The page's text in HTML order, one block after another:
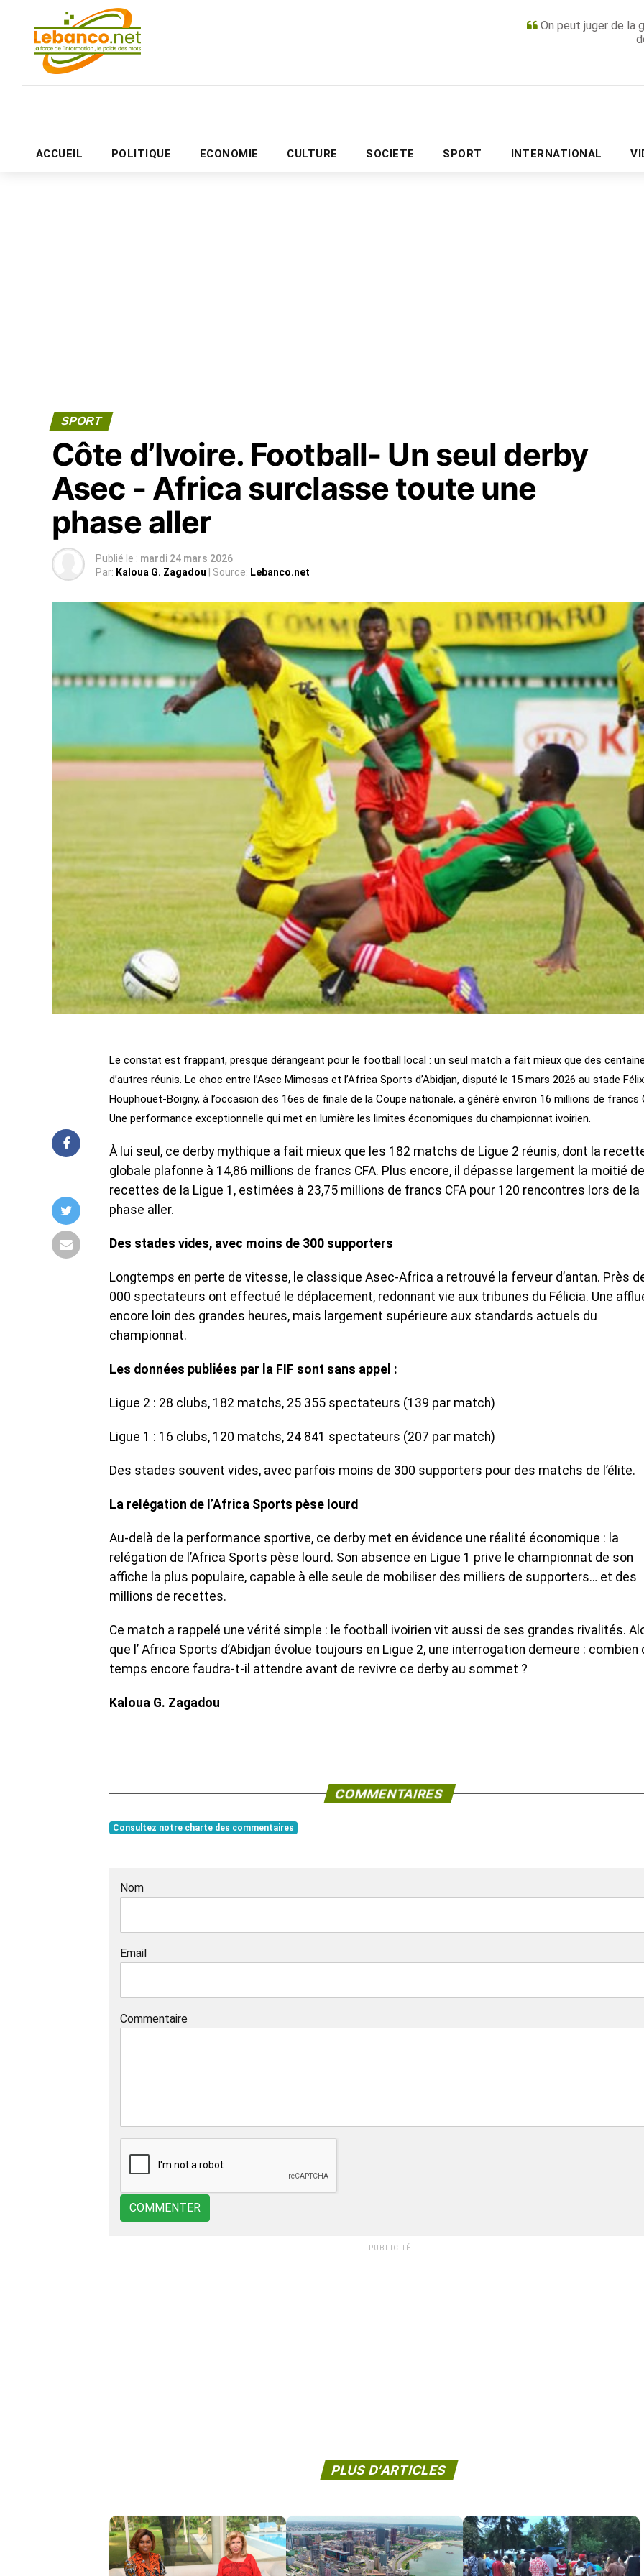
On peut juger de la
ACCUEIL POLITIQUE ECONOMIE CULTURE SOCIETE SPORT INTERNATIONAL
PUBLICITÉ
SPORT
Côte d’Ivoire. Football- Un seul derby
Asec - Africa surclasse toute une
phase aller
Publié le : mardi 24 mars 2026
Par: Kaloua G. Zagadou | Source: Lebanco.net
Le constat est frappant, presque dérangeant pour le football local : un seul match a fait mieux que des
d’autres réunis. Le choc entre l’Asec Mimosas et l’Africa Sports d’Abidjan, disputé le 15 mars 2026 au stade Félix
Houphouët-Boigny, à l’occasion des 16es de finale de la Coupe nationale, a généré environ 16 millions de francs
Une performance exceptionnelle qui met en lumière les limites économiques du championnat ivoirien.
À lui seul, ce derby mythique a fait mieux que les 182 matchs de Ligue 2 réunis, dont la
globale plafonne à 14,86 millions de francs CFA. Plus encore, il dépasse largement la moitié
recettes de la Ligue 1, estimées à 23,75 millions de francs CFA pour 120 rencontres lors de la
phase aller.
Des stades vides, avec moins de 300 supporters
Longtemps en perte de vitesse, le classique Asec-Africa a retrouvé la ferveur d’antan. Près
000 spectateurs ont effectué le déplacement, redonnant vie aux tribunes du Félicia. Une
encore loin des grandes heures, mais largement supérieure aux standards actuels du
championnat.
Les données publiées par la FIF sont sans appel :
Ligue 2 : 28 clubs, 182 matchs, 25 355 spectateurs (139 par match)
Ligue 1 : 16 clubs, 120 matchs, 24 841 spectateurs (207 par match)
Des stades souvent vides, avec parfois moins de 300 supporters pour des matchs de l’élite.
La relégation de l’Africa Sports pèse lourd
Au-delà de la performance sportive, ce derby met en évidence une réalité économique : la
relégation de l’Africa Sports pèse lourd. Son absence en Ligue 1 prive le championnat de son
affiche la plus populaire, capable à elle seule de mobiliser des milliers de supporters… et des
millions de recettes.
Ce match a rappelé une vérité simple : le football ivoirien vit aussi de ses grandes rivalités.
que l’ Africa Sports d’Abidjan évolue toujours en Ligue 2, une interrogation demeure : combien
temps encore faudra-t-il attendre avant de revivre ce derby au sommet ?
Kaloua G. Zagadou
COMMENTAIRES
Consultez notre charte des commentaires
Nom
Email
Commentaire
COMMENTER
PUBLICITÉ
PLUS D'ARTICLES